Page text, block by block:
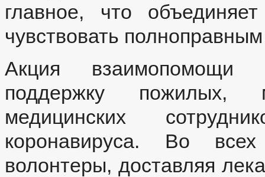
главное, что
чувствовать
Акция взаимопомощи
поддержку пожилых,
медицинских
коронавируса. Во
волонтеры, доставляя